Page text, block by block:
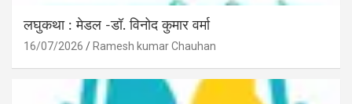
लघुकथा : मेडल -डॉ. विनोद कुमार वर्मा
16/07/2026 Ramesh kumar Chauhan